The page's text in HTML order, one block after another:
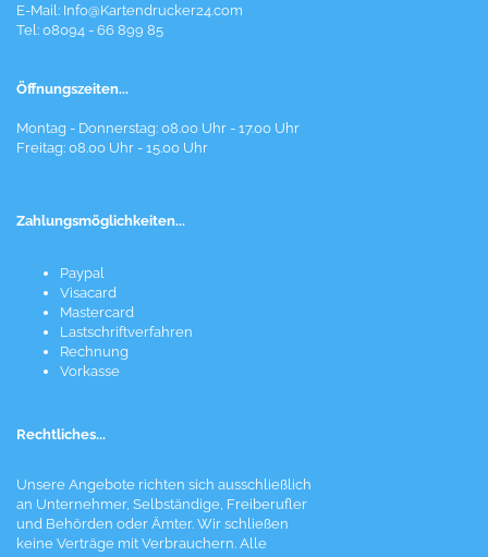
E-Mail: Info@Kartendrucker24.com
Tel: 08094 - 66 899 85
Öffnungszeiten...
Montag - Donnerstag: 08.00 Uhr - 17.00 Uhr
Freitag: 08.00 Uhr - 15.00 Uhr
Zahlungsmöglichkeiten...
Paypal
Visacard
Mastercard
Lastschriftverfahren
Rechnung
Vorkasse
Rechtliches...
Unsere Angebote richten sich ausschließlich
an Unternehmer, Selbständige, Freiberufler
und Behörden oder Ämter. Wir schließen
keine Verträge mit Verbrauchern. Alle